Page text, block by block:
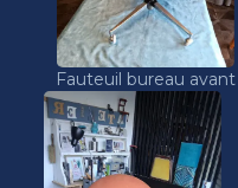
Fauteuil bureau avant